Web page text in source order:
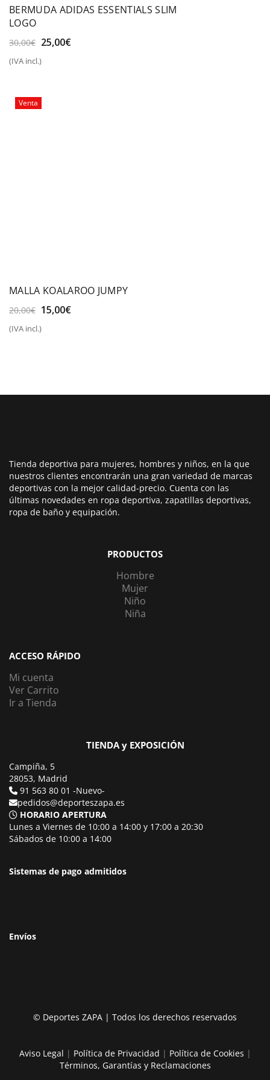
BERMUDA ADIDAS ESSENTIALS SLIM
LOGO
30,00€ El
original
25,00€El
(IVA incl.)
Venta
MALLA KOALAROO JUMPY
20,00€ El
original
15,00€El
(IVA incl.)
Tienda deportiva para mujeres, hombres y niños, en la que
nuestros clientes encontrarán una gran variedad de marcas
deportivas con la mejor calidad-precio. Cuenta con las
últimas novedades en ropa deportiva, zapatillas deportivas,
ropa de baño y equipación.
PRODUCTOS
Hombre
Mujer
Niño
Niña
ACCESO RÁPIDO
Mi cuenta
Ver Carrito
Ir a Tienda
TIENDA y EXPOSICIÓN
Campiña, 5
28053, Madrid
91 563 80 01 -Nuevo-
pedidos@deporteszapa.es
HORARIO APERTURA
Lunes a Viernes de 10:00 a 14:00 y 17:00 a 20:30
Sábados de 10:00 a 14:00
Sistemas de pago admitidos
Envíos
© Deportes ZAPA | Todos los derechos reservados
Aviso Legal | Política de Privacidad | Política de Cookies |
Términos, Garantías y Reclamaciones